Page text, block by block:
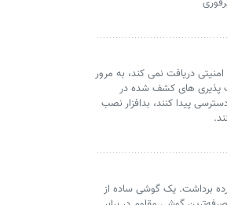
دریافت نمی کند، به مرور
پذیری های کشف شده در
پیدا کنند، بدافزار نصب
از گوشی نوکیا ۱۲۳ شیلد پرده برداشت. یک گوشی ساده از